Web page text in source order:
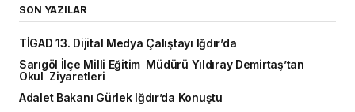
SON YAZILAR
TİGAD 13. Dijital Medya Çalıştayı Iğdır’da
Sarıgöl İlçe Milli Eğitim Müdürü Yıldıray Demirtaş’tan
Okul Ziyaretleri
Adalet Bakanı Gürlek Iğdır’da Konuştu